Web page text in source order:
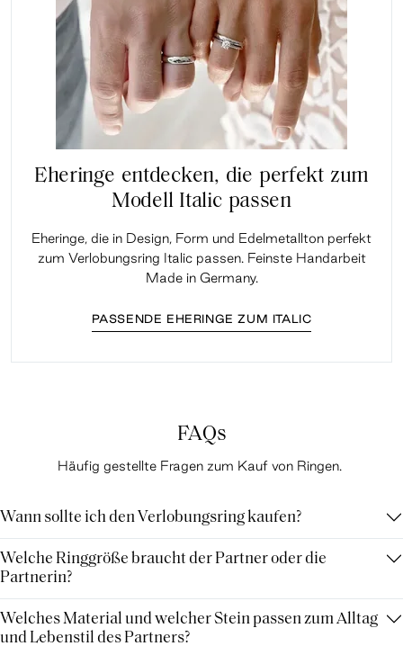
Eheringe entdecken, die perfekt zum
Modell Italic passen
Eheringe, die in Design, Form und Edelmetallton perfekt
zum Verlobungsring Italic passen. Feinste Handarbeit
Made in Germany.
PASSENDE EHERINGE ZUM ITALIC
FAQs
Häufig gestellte Fragen zum Kauf von Ringen.
Wann sollte ich den Verlobungsring kaufen?
Welche Ringgröße braucht der Partner oder die
Partnerin?
Welches Material und welcher Stein passen zum Alltag
und Lebenstil des Partners?